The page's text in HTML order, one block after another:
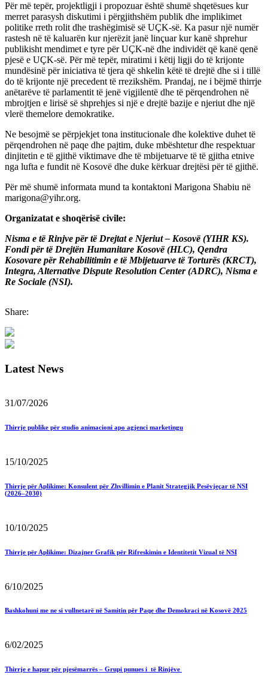
Për më tepër, projektligji i propozuar është shumë shqetësues kur
merret parasysh diskutimi i përgjithshëm publik dhe implikimet
politike rreth rolit dhe trashëgimisë së UÇK-së. Ka pasur një numër
rastesh në të kaluarën kur njerëzit janë linçuar kur kanë shprehur
publikisht mendimet e tyre për UÇK-në dhe individët që kanë qenë
pjesë e UÇK-së. Për më tepër, miratimi i këtij ligji do të krijonte
mundësinë për iniciativa të tjera që shkelin këtë të drejtë dhe si i tillë
do të krijonte një precedent të rrezikshëm. Prandaj, ne i bëjmë thirrje
anëtarëve të parlamentit të jenë vigjilentë dhe të përqendrohen në
mbrojtjen e lirisë së shprehjes si një e drejtë bazije e njeriut dhe një
vlerë themelore demokratike.
Ne besojmë se përpjekjet tona institucionale dhe kolektive duhet të
përqendrohen në paqe dhe pajtim, duke mbështetur dhe respektuar
dinjitetin e të gjithë viktimave dhe të mbijetuarve të të gjitha etnive
nga lufta e fundit në Kosovë dhe duke kërkuar drejtësi për të gjithë.
Për më shumë informata mund ta kontaktoni Marigona Shabiu në
marigona@yihr.org.
Organizatat e shoqërisë civile:
Nisma e të Rinjve për të Drejtat e Njeriut – Kosovë (YIHR KS).
Fondi për të Drejtën Humanitare Kosovë (HLC), Qendra
Kosovare për Rehabilitimin e të Mbijetuarve të Torturës (KRCT),
Integra, Alternative Dispute Resolution Center (ADRC), Nisma e
Re Sociale (NSI).
Share:
Latest News
31/07/2026
Thirrje publike për studio animacioni apo agjenci marketingu
15/10/2025
Thirrje për Aplikime: Konsulent për Zhvillimin e Planit Strategjik Pesëvjeçar të NSI
(2026–2030)
10/10/2025
Thirrje për Aplikime: Dizajner Grafik për Rifreskimin e Identitetit Vizual të NSI
6/10/2025
Bashkohuni me ne si vullnetarë në Samitin për Paqe dhe Demokraci në Kosovë 2025
6/02/2025
Thirrje e hapur për pjesëmarrës – Grupi punues i të Rinjëve